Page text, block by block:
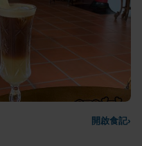
開啟食記›